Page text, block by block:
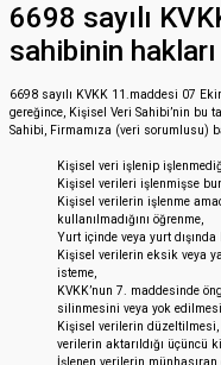
6698 sayılı
sahibinin hakları
6698 sayılı KVKK 11.maddesi 07
gereğince, Kişisel Veri Sahibi’nin bu
Sahibi, Firmamıza (veri sorumlusu)
Kişisel veri işlenip
Kişisel verileri işlenmişse
Kişisel verilerin işlenme
kullanılmadığını öğrenme,
Yurt içinde veya yurt
Kişisel verilerin eksik veya
isteme,
KVKK’nun 7. maddesinde
silinmesini veya yok
Kişisel verilerin
verilerin aktarıldığı üçüncü
İşlenen verilerin